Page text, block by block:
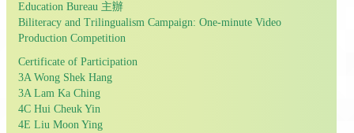
Education Bureau 主辦
Biliteracy and Trilingualism Campaign: One-minute Video
Production Competition
Certificate of Participation
3A Wong Shek Hang
3A Lam Ka Ching
4C Hui Cheuk Yin
4E Liu Moon Ying